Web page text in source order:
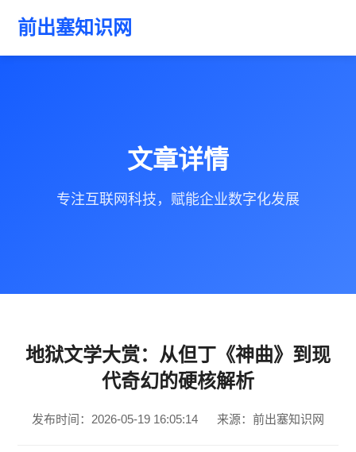
前出塞知识网
文章详情
专注互联网科技，赋能企业数字化发展
地狱文学大赏：从但丁《神曲》到现
代奇幻的硬核解析
发布时间：2026-05-19 16:05:14 来源：前出塞知识网